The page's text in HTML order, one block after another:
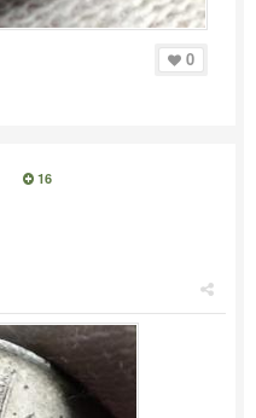
0
16